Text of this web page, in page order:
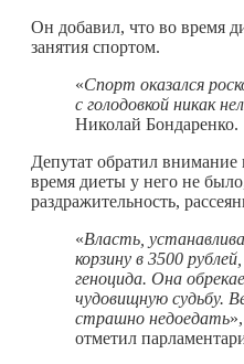
Он добавил, что во время
занятия спортом.
«Спорт оказался
с голодовкой никак
Николай Бондаренко.
Депутат обратил внимание
время диеты у него не
раздражительность,
«Власть,
корзину в 3500
геноцида. Она
чудовищную судьбу.
страшно недоедать
отметил